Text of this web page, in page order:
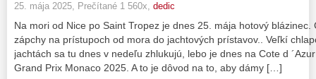
25. mája 2025, Prečítané 1 560x, dedic
Na mori od Nice po Saint Tropez je dnes 25. mája hotový
zápchy na prístupoch od mora do jachtových prístavov.. Veľkí
jachtách sa tu dnes v nedeľu zhlukujú, lebo je dnes na Cote d
Grand Prix Monaco 2025. A to je dôvod na to, aby dámy […]